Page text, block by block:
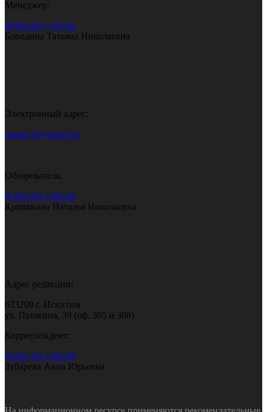
Менеджер:
8(383-43) 7-90-60
Бородина Татьяна Николаевна
Электронный адрес:
gazeta.i@yandex.ru
Обозреватель:
8(383-43) 7-90-60
Кривякина Наталья Николаевна
Адрес редакции:
633209 г. Искитим
ул. Пушкина, 39 (оф. 305 и 308)
Корреспондент:
8(383-43) 7-90-60
Зубарева Анна Юрьевна